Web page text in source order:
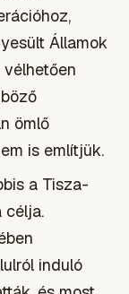
Államok
ömlő
is említjük.
a Tisza-
célja.
induló